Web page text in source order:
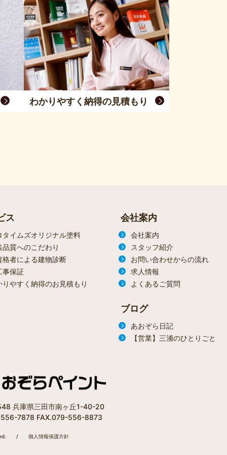
わかりやすく納得の見積もり
ス
タイムズオリジナル塗料
品質へのこだわり
格者による建物診断
事保証
りやすく納得のお見積もり
会社案内
会社案内
スタッフ紹介
お問い合わせからの流れ
求人情報
よくあるご質問
ブログ
あおぞら日記
【営業】三浦のひとりごと
兵庫県三田市南ヶ丘1-40-20
7878 FAX.079-556-8873
/ 個人情報保護方針